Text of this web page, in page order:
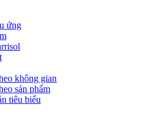
ứng
không gian
sản phẩm
tiêu biểu